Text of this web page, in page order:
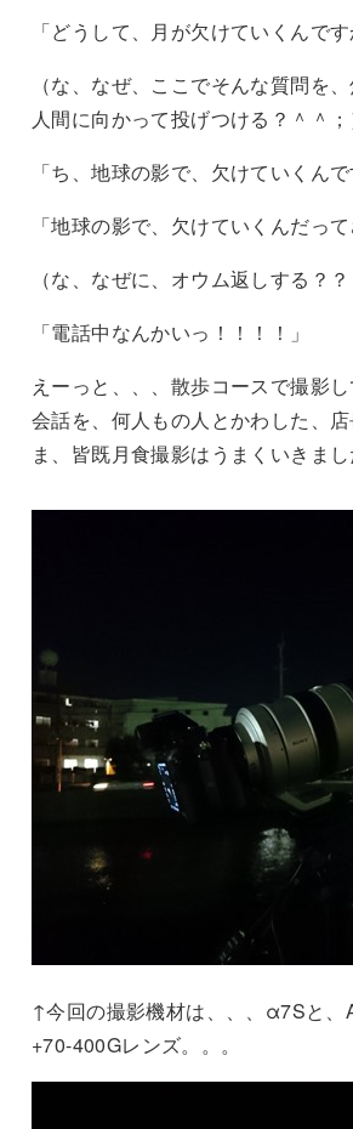
「どうして、月が欠けていくんです
（な、なぜ、ここでそんな質問を
人間に向かって投げつける？＾＾；
「ち、地球の影で、欠けていくんで
「地球の影で、欠けていくんだって
（な、なぜに、オウム返しする？？
「電話中なんかいっ！！！！」
えーっと、、、散歩コースで撮影
会話を、何人もの人とかわした、
ま、皆既月食撮影はうまくいきまし
↑今回の撮影機材は、、、α7Sと、
+70-400Gレンズ。。。